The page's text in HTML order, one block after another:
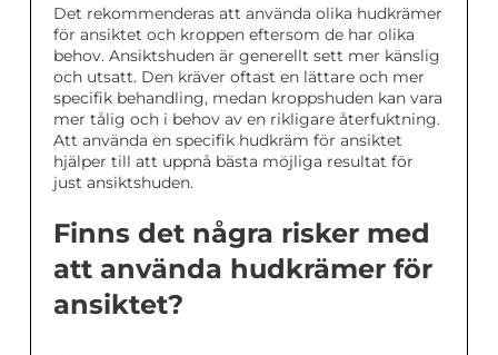
Det rekommenderas att använda olika hudkrämer
för ansiktet och kroppen eftersom de har olika
behov. Ansiktshuden är generellt sett mer känslig
och utsatt. Den kräver oftast en lättare och mer
specifik behandling, medan kroppshuden kan vara
mer tålig och i behov av en rikligare återfuktning.
Att använda en specifik hudkräm för ansiktet
hjälper till att uppnå bästa möjliga resultat för
just ansiktshuden.
Finns det några risker med
att använda hudkrämer för
ansiktet?